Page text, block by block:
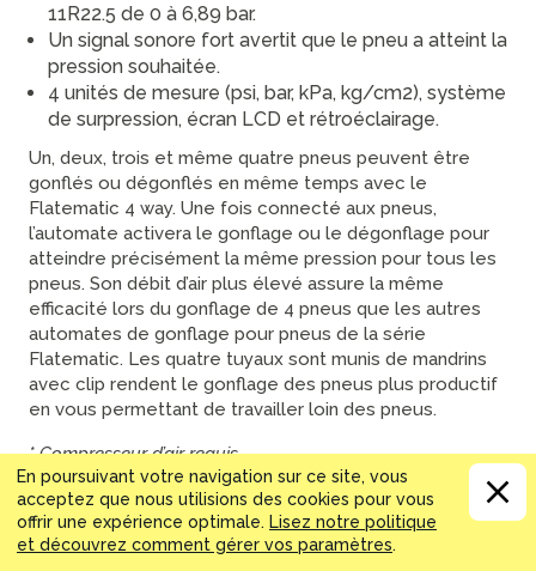
11R22.5 de 0 à 6,89 bar.
Un signal sonore fort avertit que le pneu a atteint la
pression souhaitée.
4 unités de mesure (psi, bar, kPa, kg/cm2), système
de surpression, écran LCD et rétroéclairage.
Un, deux, trois et même quatre pneus peuvent être
gonflés ou dégonflés en même temps avec le
Flatematic 4 way. Une fois connecté aux pneus,
l’automate activera le gonflage ou le dégonflage pour
atteindre précisément la même pression pour tous les
pneus. Son débit d’air plus élevé assure la même
efficacité lors du gonflage de 4 pneus que les autres
automates de gonflage pour pneus de la série
Flatematic. Les quatre tuyaux sont munis de mandrins
avec clip rendent le gonflage des pneus plus productif
en vous permettant de travailler loin des pneus.
* Compresseur d’air requis
Important : l'air comprimé contient de l'eau et de l'huile;
utiliser un filtre à air approprié entre la source et l'appareil.
Tout manquement à cette directive annulera la garantie.
En poursuivant votre navigation sur ce site, vous
acceptez que nous utilisions des cookies pour vous
offrir une expérience optimale. Lisez notre politique
et découvrez comment gérer vos paramètres.